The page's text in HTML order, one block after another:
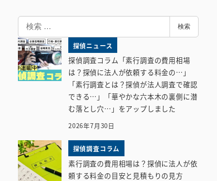
検
索
検索
探偵ニュース
探偵調査コラム「素行調査の費用相場
は？探偵に法人が依頼する料金の…」
「素行調査とは？探偵が法人調査で確認
できる…」「華やかな六本木の裏側に潜
む落とし穴…」をアップしました
2026年7月30日
探偵調査コラム
素行調査の費用相場は？探偵に法人が依
頼する料金の目安と見積もりの見方